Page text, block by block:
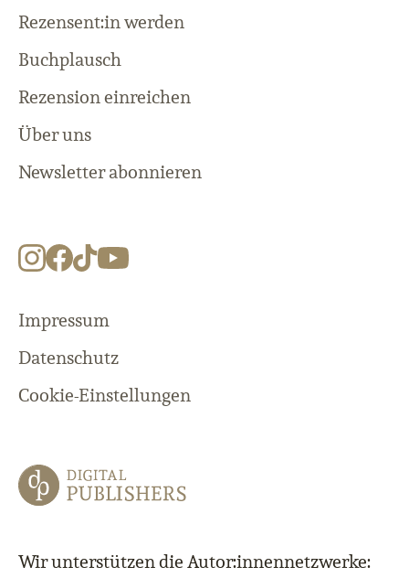
Rezensent:in werden
Buchplausch
Rezension einreichen
Über uns
Newsletter abonnieren
Impressum
Datenschutz
Cookie-Einstellungen
Wir unterstützen die Autor:innennetzwerke: